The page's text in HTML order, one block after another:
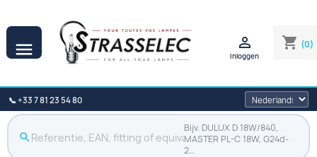
 shopping_cart (0)

Inloggen
📞 +33 7 81 23 54 80
search
Bijv. DULUX D 18W/840,
MASTER PL-C 18W, G24d-
2…